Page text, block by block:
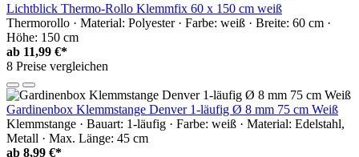
Lichtblick Thermo-Rollo Klemmfix 60 x 150 cm weiß
Thermorollo · Material: Polyester · Farbe: weiß · Breite: 60 cm ·
Höhe: 150 cm
ab 11,99 €*
8 Preise vergleichen
Gardinenbox Klemmstange Denver 1-läufig Ø 8 mm 75 cm Weiß
Klemmstange · Bauart: 1-läufig · Farbe: weiß · Material: Edelstahl,
Metall · Max. Länge: 45 cm
ab 8,99 €*